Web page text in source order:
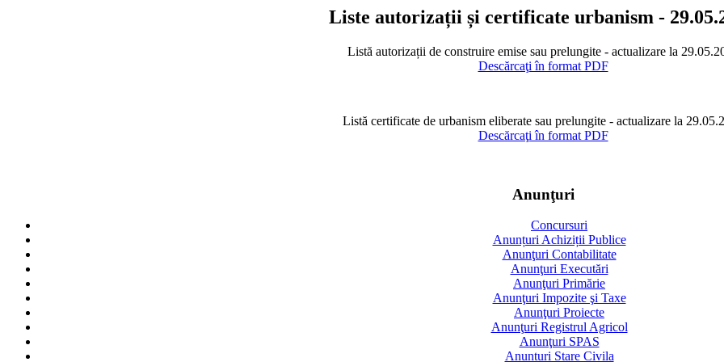
Liste autorizații și certificate urbanism -
Listă autorizații de construire emise sau prelungite - actualizare la
Descărcaţi în format PDF
Listă certificate de urbanism eliberate sau prelungite - actualizare la
Descărcaţi în format PDF
Anunţuri
Concursuri
Anunțuri Achiziții Publice
Anunţuri Contabilitate
Anunţuri Executări
Anunţuri Primărie
Anunţuri Impozite şi Taxe
Anunţuri Proiecte
Anunţuri Registrul Agricol
Anunţuri SPAS
Anunturi Stare Civila